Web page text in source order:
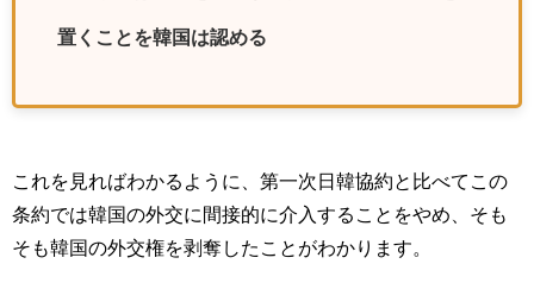
置くことを韓国は認める
これを見ればわかるように、第一次日韓協約と比べてこの
条約では韓国の外交に間接的に介入することをやめ、そも
そも韓国の外交権を剥奪したことがわかります。